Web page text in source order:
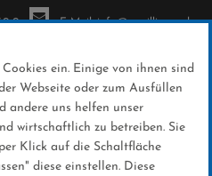
0 E-Mail: info@sc-willingen.de
ein. Einige von ihnen sind
Webseite oder zum Ausfüllen
andere uns helfen unser
wirtschaftlich zu betreiben. Sie
Klick auf die Schaltfläche
diese einstellen. Diese